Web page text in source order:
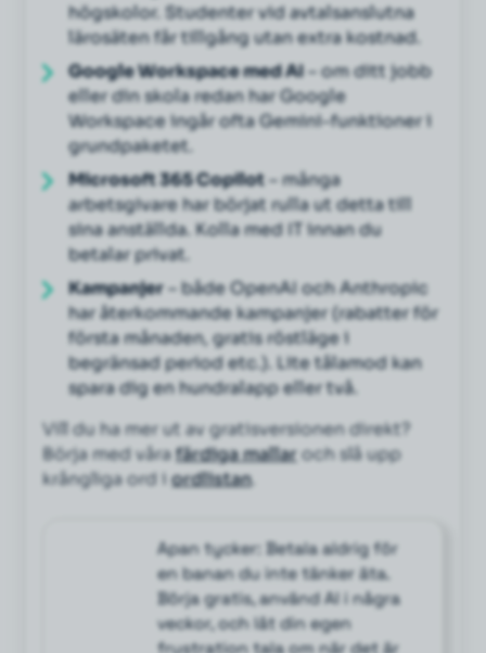
högskolor. Studenter vid avtalsanslutna
lärosäten får tillgång utan extra kostnad.
Google Workspace med AI– om ditt jobb
eller din skola redan har Google
Workspace ingår ofta Gemini-funktioner i
grundpaketet.
Microsoft 365 Copilot– många
arbetsgivare har börjat rulla ut detta till
sina anställda. Kolla med IT innan du
betalar privat.
Kampanjer– både OpenAI och Anthropic
har återkommande kampanjer (rabatter för
första månaden, gratis röstläge i
begränsad period etc.). Lite tålamod kan
spara dig en hundralapp eller två.
Vill du ha mer ut av gratisversionen direkt?
Börja med vårafärdiga mallar och slå upp
krångliga ord iordlistan.
Apan tycker: Betala aldrig för
en banan du inte tänker äta.
Börja gratis, använd AI i några
veckor, och låt din egen
frustration tala om när det är